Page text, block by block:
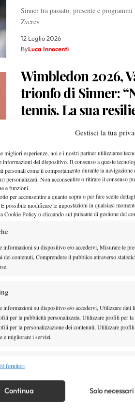
Gestisci la tua
migliori esperienze, noi e i nostri partner utilizziamo
informazioni del dispositivo. Il consenso a queste
personali come il comportamento durante la
personalizzati. Non acconsentire o ritirare il consenso
e funzioni.
per acconsentire a quanto sopra o per fare scelte
possibile modificare le impostazioni in qualsiasi
Cookie Policy o cliccando sul pulsante di gestione del
informazioni su dispositivo e/o accedervi, Misurare le
dei contenuti, Comprendere il pubblico attraverso
informazioni su dispositivo e/o accedervi, Utilizzare dati
per la pubblicità personalizzata, Utilizzare profili per la
per la personalizzazione dei contenuti, Utilizzare
e migliorare i servizi.
i dispositivi in base alle informazioni trasmesse
fornitori
Continua Solo necessari
Sinner tra passato, presente e
Zverev
12 Luglio 2026
ByLuca Innocenti
Wimbledon 2026,
trionfo di Sinner:
tennis. La sua
orgogliosi”
vittoria…
12 Luglio 2026
ByGiacomo Nicotera
Wimbledon 2026,
credo di poter
Tancredi Crepax
Wimbledon 2026,
attento”
Le parole a caldo di Sinner dopo il suo